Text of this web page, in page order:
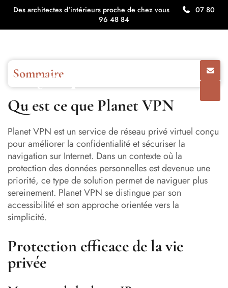
Des architectes d'intérieurs proche de chez vous
07 80
96 48 84
Planet VPN solution fiable pour la sécurité
et la liberté en ligne
Sommaire
Qu est ce que Planet VPN
Protection efficace de la vie privée
Accès élargi au contenu mondial
Interface intuitive et installation rapide
Compatibilité avec plusieurs appareils
Version gratuite et options avancées
Pourquoi choisir Planet VPN
Qu est ce que Planet VPN
Planet VPN est un service de réseau privé virtuel conçu
pour améliorer la confidentialité et sécuriser la
navigation sur Internet. Dans un contexte où la
protection des données personnelles est devenue une
priorité, ce type de solution permet de naviguer plus
sereinement. Planet VPN se distingue par son
accessibilité et son approche orientée vers la
simplicité.
Protection efficace de la vie
privée